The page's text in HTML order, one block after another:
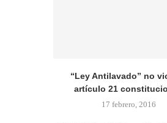
“Ley Antilavado” no
artículo 21
17 febrero, 2016